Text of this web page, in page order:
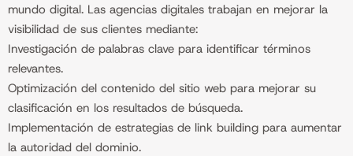
mundo digital. Las agencias digitales trabajan en mejorar la
visibilidad de sus clientes mediante:
Investigación de palabras clave para identificar términos
relevantes.
Optimización del contenido del sitio web para mejorar su
clasificación en los resultados de búsqueda.
Implementación de estrategias de link building para aumentar
la autoridad del dominio.